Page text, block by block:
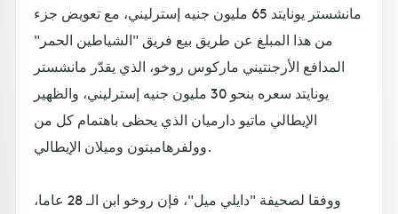
مانشستر يونايتد 65 مليون جنيه إسترليني، مع تعويض جزء
من هذا المبلغ عن طريق بيع فريق "الشياطين الحمر"
المدافع الأرجنتيني ماركوس روخو، الذي يقدّر مانشستر
يونايتد سعره بنحو 30 مليون جنيه إسترليني، والظهير
الإيطالي ماتيو دارميان الذي يحظى باهتمام كل من
وولفرهامبتون وميلان الإيطالي.
ووفقا لصحيفة "دايلي ميل"، فإن روخو ابن الـ 28 عاما،